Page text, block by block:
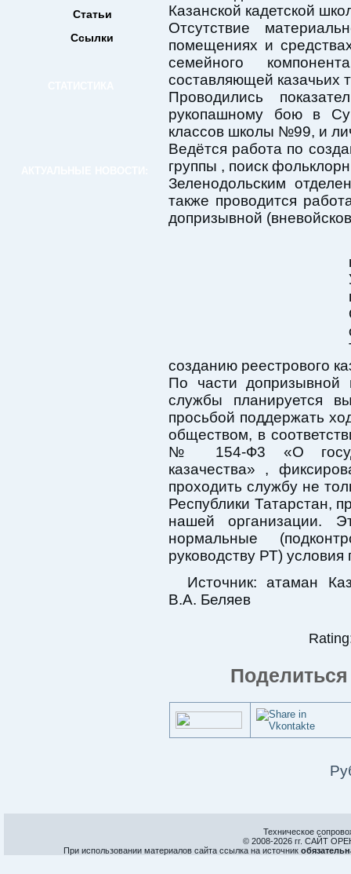
Статьи
Ссылки
Казанской кадетской
Отсутствие
помещениях и
семейного
составляющей казачьих
Проводились
рукопашному бою в
классов школы №99, и
Ведётся работа по
группы , поиск
Зеленодольским
также проводится
допризывной
созданию реестрового
По части допризывной
службы планируется
просьбой поддержать
обществом, в
№ 154-Ф3 «О
казачества» ,
проходить службу не
Республики Татарстан,
нашей организации.
нормальные
руководству РТ)
Источник: атаман
В.А. Беляев
Техническое
© 2008-2026 гг. САЙТ
При использовании материалов сайта ссылка на источник